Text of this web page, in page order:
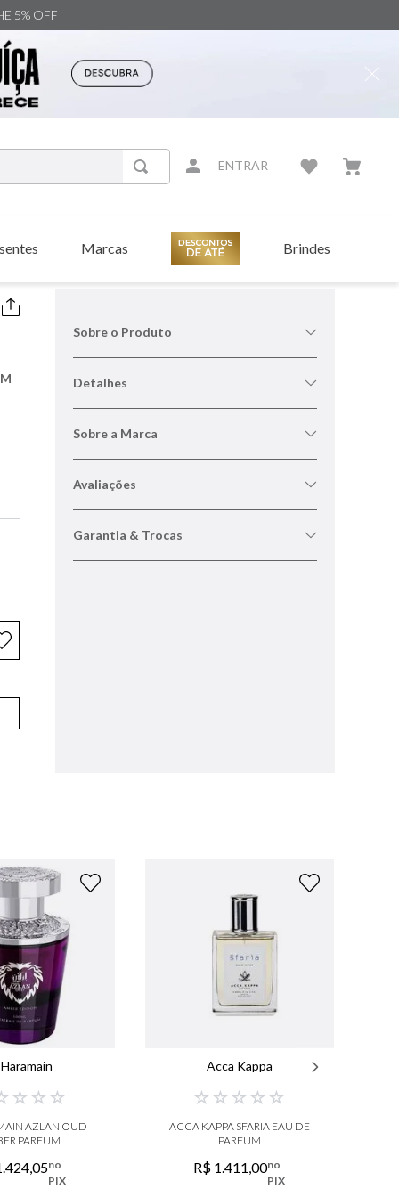
5% OFF
ENTRAR
Marcas Brindes
Sobre o Produto
Detalhes
Sobre a Marca
Avaliações
Garantia & Trocas
☆ ☆ ☆
AZLAN OUD
PARFUM
.424,05no
PIX
Acca Kappa
☆ ☆ ☆ ☆ ☆
ACCA KAPPA SFARIA EAU DE
PARFUM
R$ 1.411,00no
PIX